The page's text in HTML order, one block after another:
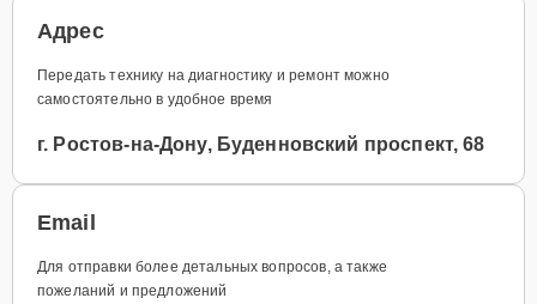
Адрес
Передать технику на диагностику и ремонт можно
самостоятельно в удобное время
г. Ростов-на-Дону, Буденновский проспект, 68
Email
Для отправки более детальных вопросов, а также
пожеланий и предложений